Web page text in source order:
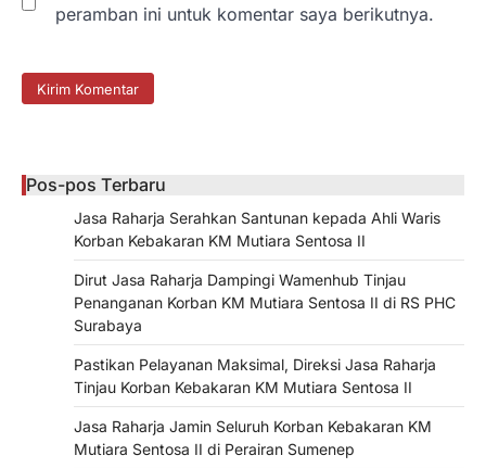
peramban ini untuk komentar saya berikutnya.
Pos-pos Terbaru
Jasa Raharja Serahkan Santunan kepada Ahli Waris
Korban Kebakaran KM Mutiara Sentosa II
Dirut Jasa Raharja Dampingi Wamenhub Tinjau
Penanganan Korban KM Mutiara Sentosa II di RS PHC
Surabaya
Pastikan Pelayanan Maksimal, Direksi Jasa Raharja
Tinjau Korban Kebakaran KM Mutiara Sentosa II
Jasa Raharja Jamin Seluruh Korban Kebakaran KM
Mutiara Sentosa II di Perairan Sumenep